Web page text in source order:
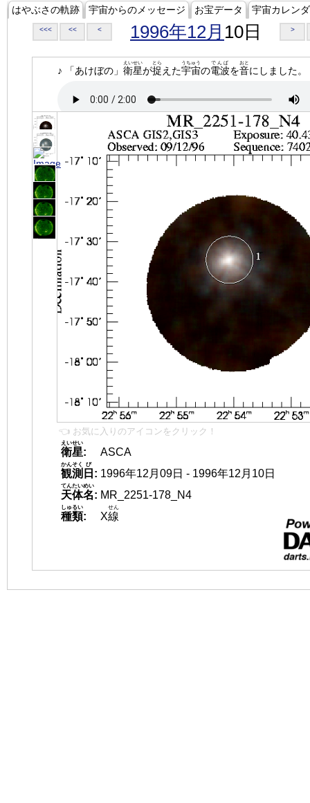
はやぶさの軌跡 宇宙からのメッセージ お宝データ 宇宙カレン
<<< << < 1996年12月 10日 >
♪ 「あけぼの」 衛星
えいせい
が捉
とら
えた宇宙
うちゅう
の電波
でんぱ
を音
おと
にしました。
👈 お気に入りのアイコンをクリック！
衛星
えいせい
:
ASCA
観測
かんそく
日
び
: 1996年12月09日 - 1996年12月10日
天体名
てんたいめい
: MR_2251-178_N4
種類
しゅるい
: X線
せん